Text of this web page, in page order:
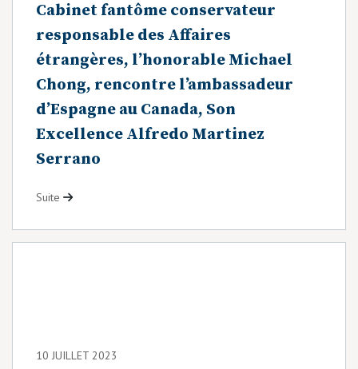
Cabinet fantôme conservateur
responsable des Affaires
étrangères, l’honorable Michael
Chong, rencontre l’ambassadeur
d’Espagne au Canada, Son
Excellence Alfredo Martinez
Serrano
Suite
10 JUILLET 2023